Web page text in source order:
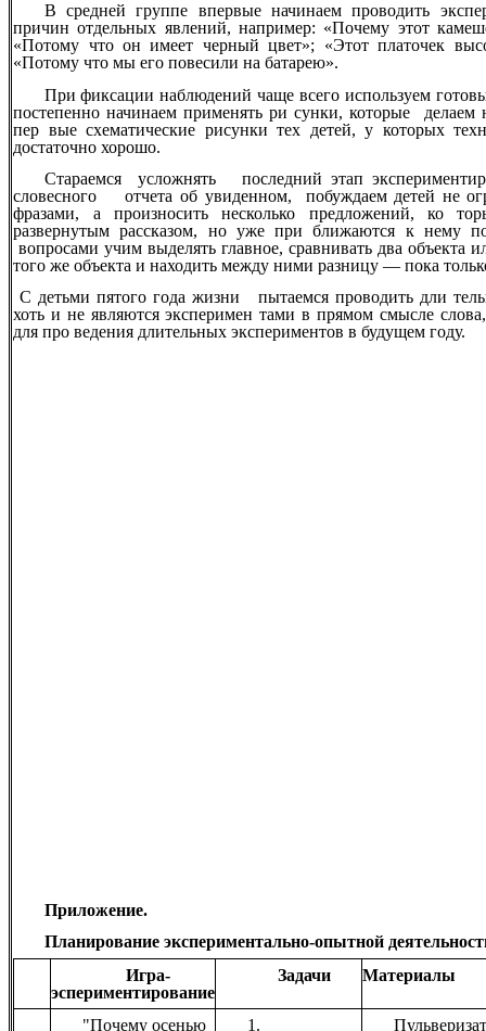
В средней группе впервые начинаем проводить
причин отдельных явлений, например: «Почему этот
«Потому что он имеет черный цвет»; «Этот платочек
«Потому что мы его повесили на батарею».
При фиксации наблюдений чаще всего используем
постепенно начинаем применять ри сунки, которые делаем
пер вые схематические рисунки тех детей, у которых
достаточно хорошо.
Стараемся усложнять последний этап
словесного отчета об увиденном, побуждаем детей не
фразами, а произносить несколько предложений, ко
развернутым рассказом, но уже при ближаются к
вопросами учим выделять главное, сравнивать два объекта
того же объекта и находить между ними разницу — пока
С детьми пятого года жизни пытаемся проводить дли
хоть и не являются эксперимен тами в прямом смысле
для про ведения длительных экспериментов в будущем году.
Приложение.
Планирование экспериментально-опытной
Игра-
эспериментирование
Задачи Материалы
"Почему осенью 1.